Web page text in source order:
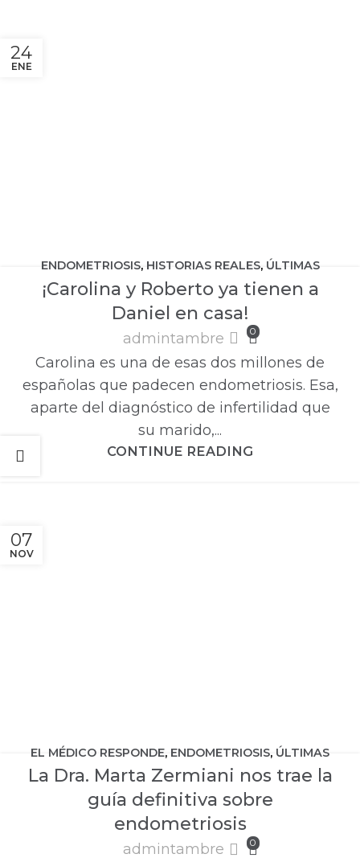
24
ENE
ENDOMETRIOSIS, HISTORIAS REALES, ÚLTIMAS
NOTICIAS
¡Carolina y Roberto ya tienen a
Daniel en casa!
admintambre 0
Carolina es una de esas dos millones de
españolas que padecen endometriosis. Esa,
aparte del diagnóstico de infertilidad que
su marido,...
CONTINUE READING
07
NOV
EL MÉDICO RESPONDE, ENDOMETRIOSIS, ÚLTIMAS
NOTICIAS
La Dra. Marta Zermiani nos trae la
guía definitiva sobre
endometriosis
admintambre 0